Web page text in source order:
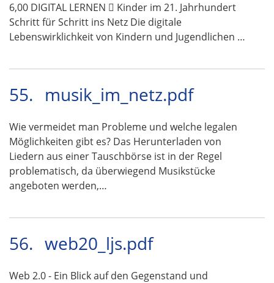
6,00 DIGITAL LERNEN  Kinder im 21. Jahrhundert
Schritt für Schritt ins Netz Die digitale
Lebenswirklichkeit von Kindern und Jugendlichen …
55. musik_im_netz.pdf
Wie vermeidet man Probleme und welche legalen
Möglichkeiten gibt es? Das Herunterladen von
Liedern aus einer Tauschbörse ist in der Regel
problematisch, da überwiegend Musikstücke
angeboten werden,…
56. web20_ljs.pdf
Web 2.0 - Ein Blick auf den Gegenstand und